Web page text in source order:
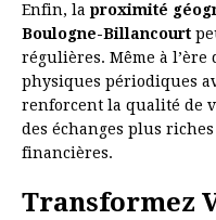
Enfin, la proximité
Boulogne-Billancourt
régulières. Même à
physiques périodiques
renforcent la qualité de
des échanges plus
financières.
Transformez